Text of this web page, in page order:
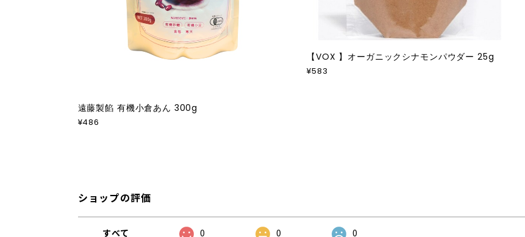
遠藤製餡 有機小倉あん 300g
¥486
【VOX 】オーガニックシナモンパウダー 25g
¥583
ショップの評価
すべて 0 0 0